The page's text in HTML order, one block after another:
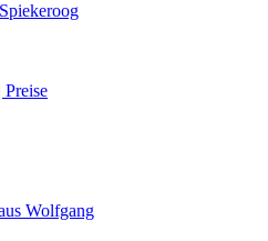
Preise
Wolfgang